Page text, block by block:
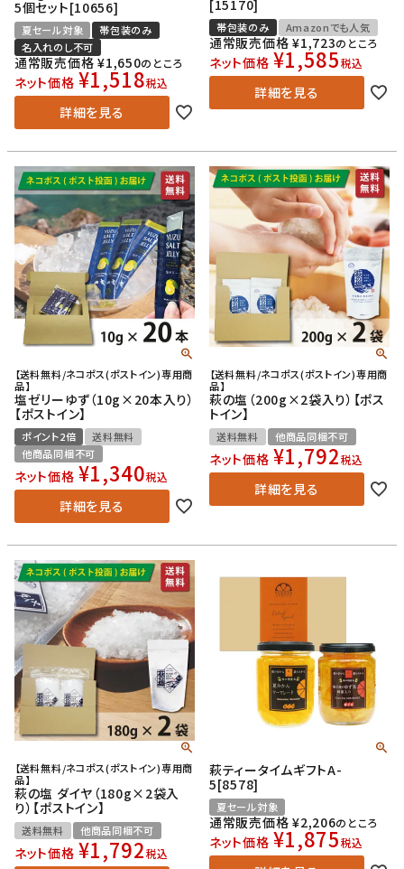
5個セット[10656]
夏セール対象
帯包装のみ
名入れのし不可
通常販売価格 ¥1,650のところ
ネット価格 ¥1,518税込
詳細を見る
[15170]
帯包装のみ Amazonでも人気
通常販売価格 ¥1,723のところ
ネット価格 ¥1,585税込
詳細を見る
【送料無料/ネコポス(ポストイン)専用商
品】
塩ゼリーゆず（10g×20本入り）
【ポストイン】
ポイント2倍
送料無料
他商品同梱不可
ネット価格 ¥1,340税込
詳細を見る
【送料無料/ネコポス(ポストイン)専用商
品】
萩の塩（200g×2袋入り）【ポス
トイン】
送料無料 他商品同梱不可
ネット価格 ¥1,792税込
詳細を見る
【送料無料/ネコポス(ポストイン)専用商
品】
萩の塩 ダイヤ（180g×2袋入
り）【ポストイン】
送料無料 他商品同梱不可
ネット価格 ¥1,792税込
萩ティータイムギフトA-
5[8578]
夏セール対象
通常販売価格 ¥2,206のところ
ネット価格 ¥1,875税込